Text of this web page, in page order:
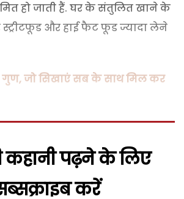
हो जाती हैं. घर के संतुलित खाने के
और हाई फैट फूड ज्यादा लेने
गुण, जो सिखाएं सब के साथ मिल कर
पढ़ने के लिए
करें